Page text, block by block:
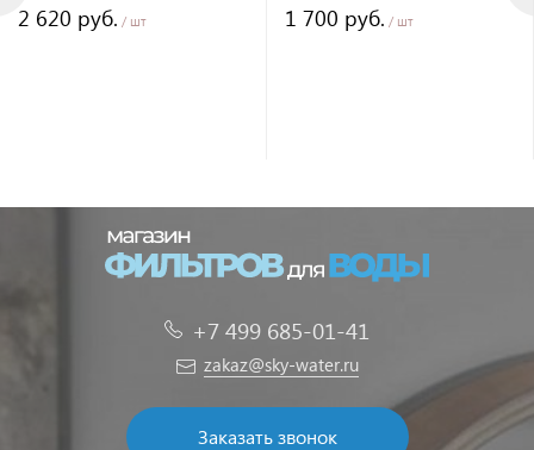
2 620 руб. / шт 1 700 руб. / шт
+7 499 685-01-41
zakaz@sky-water.ru
Заказать звонок